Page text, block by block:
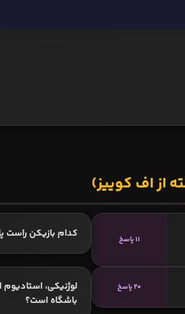
از اف کوییز)
11 پاسخ کدام بازیکن راست
20 پاسخ
لوژنیکی،
باشگاه است؟